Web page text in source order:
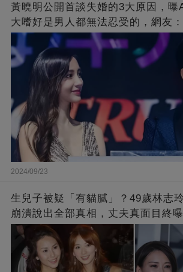
黃曉明公開首談失婚的3大原因，曝
大嗜好是男人都無法忍受的，網友
不到那麼嚴重！
2024/09/23
生兒子被疑「有貓膩」？49歲林志
崩潰說出全部真相，丈夫真面目終